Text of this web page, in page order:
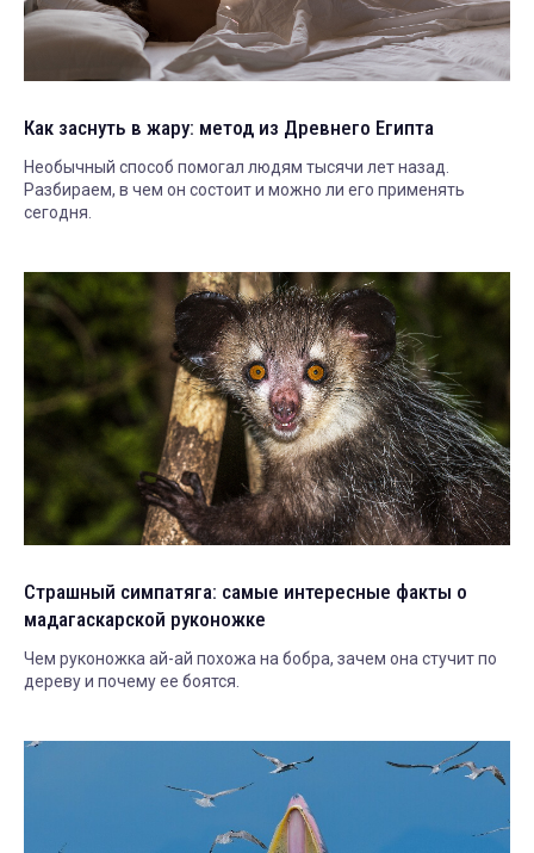
Как заснуть в жару: метод из Древнего Египта
Необычный способ помогал людям тысячи лет назад.
Разбираем, в чем он состоит и можно ли его применять
сегодня.
Страшный симпатяга: самые интересные факты о
мадагаскарской руконожке
Чем руконожка ай-ай похожа на бобра, зачем она стучит по
дереву и почему ее боятся.